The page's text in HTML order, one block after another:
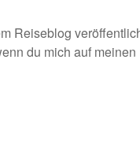
Reiseblog
du mich auf